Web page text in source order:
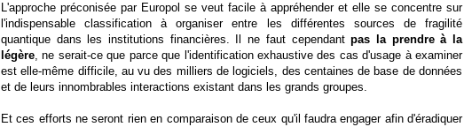
L'approche préconisée par Europol se veut facile à appréhender et elle se concentre sur
l'indispensable classification à organiser entre les différentes sources de fragilité
quantique dans les institutions financières. Il ne faut cependantpas la prendre à la
légère, ne serait-ce que parce que l'identification exhaustive des cas d'usage à examiner
est elle-même difficile, au vu des milliers de logiciels, des centaines de base de données
et de leurs innombrables interactions existant dans les grands groupes.
Et ces efforts ne seront rien en comparaison de ceux qu'il faudra engager afin d'éradiquer